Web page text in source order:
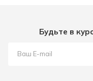
Будьте в